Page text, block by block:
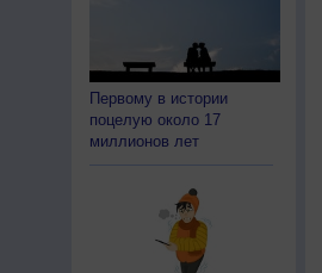
Первому в истории
поцелую около 17
миллионов лет